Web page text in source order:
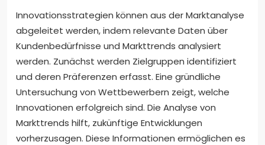
Innovationsstrategien können aus der Marktanalyse
abgeleitet werden, indem relevante Daten über
Kundenbedürfnisse und Markttrends analysiert
werden. Zunächst werden Zielgruppen identifiziert
und deren Präferenzen erfasst. Eine gründliche
Untersuchung von Wettbewerbern zeigt, welche
Innovationen erfolgreich sind. Die Analyse von
Markttrends hilft, zukünftige Entwicklungen
vorherzusagen. Diese Informationen ermöglichen es